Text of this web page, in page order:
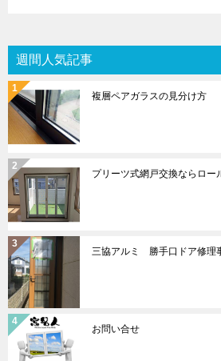
週間人気記事
複層ペアガラスの見分け方
プリーツ式網戸交換ならロー
三協アルミ 勝手口ドア修理
お問い合せ